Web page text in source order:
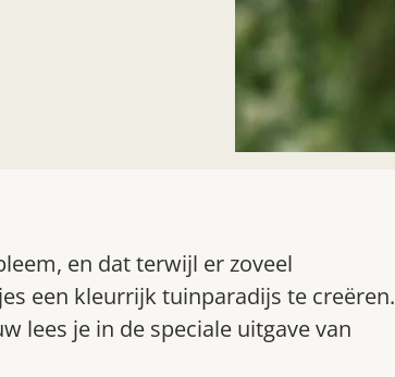
en dat terwijl er zoveel
een kleurrijk tuinparadijs te creëren.
lees je in de speciale uitgave van